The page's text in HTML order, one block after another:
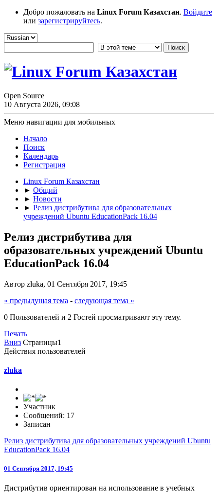
Добро пожаловать на Linux Forum Казахстан. Войдите
или зарегистрируйтесь.
Open Source
10 Августа 2026, 09:08
Меню навигации для мобильных
Начало
Поиск
Календарь
Регистрация
Linux Forum Казахстан
► Общий
► Новости
► Релиз дистрибутива для образовательных
учреждений Ubuntu EducationPack 16.04
Релиз дистрибутива для
образовательных учреждений Ubuntu
EducationPack 16.04
Автор zluka, 01 Сентября 2017, 19:45
« предыдущая тема - следующая тема »
0 Пользователей и 2 Гостей просматривают эту тему.
Печать
Вниз Страницы1
Действия пользователей
zluka
Участник
Сообщений: 17
Записан
Релиз дистрибутива для образовательных учреждений Ubuntu
EducationPack 16.04
01 Сентября 2017, 19:45
Дистрибутив ориентирован на использование в учебных